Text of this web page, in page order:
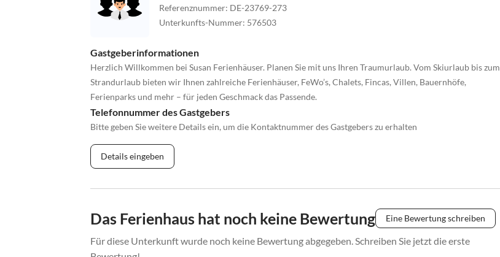
Referenznummer: DE-23769-273
Unterkunfts-Nummer: 576503
Gastgeberinformationen
Herzlich Willkommen bei Susan Ferienhäuser. Planen Sie mit uns Ihren Traumurlaub. Vom Skiurlaub bis zum
Strandurlaub bieten wir Ihnen zahlreiche Ferienhäuser, FeWo’s, Chalets, Fincas, Villen, Bauernhöfe,
Ferienparks und mehr – für jeden Geschmack das Passende.
Telefonnummer des Gastgebers
Bitte geben Sie weitere Details ein, um die Kontaktnummer des Gastgebers zu erhalten
Details eingeben
Das Ferienhaus hat noch keine Bewertung Eine Bewertung schreiben
Für diese Unterkunft wurde noch keine Bewertung abgegeben. Schreiben Sie jetzt die erste